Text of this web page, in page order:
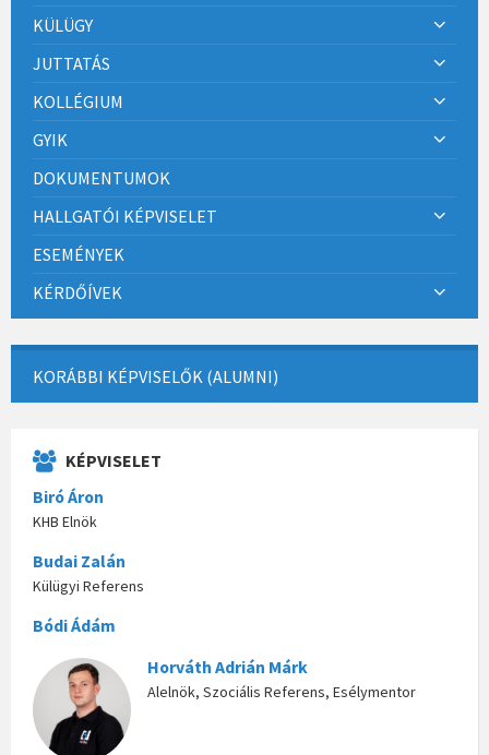
KÜLÜGY
JUTTATÁS
KOLLÉGIUM
GYIK
DOKUMENTUMOK
HALLGATÓI KÉPVISELET
ESEMÉNYEK
KÉRDŐÍVEK
KORÁBBI KÉPVISELŐK (ALUMNI)
KÉPVISELET
Biró Áron
KHB Elnök
Budai Zalán
Külügyi Referens
Bódi Ádám
Horváth Adrián Márk
Alelnök, Szociális Referens, Esélymentor